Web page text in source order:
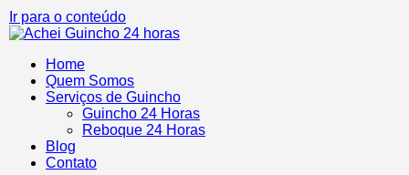
Ir para o conteúdo
Home
Quem Somos
Serviços de Guincho
Guincho 24 Horas
Reboque 24 Horas
Blog
Contato